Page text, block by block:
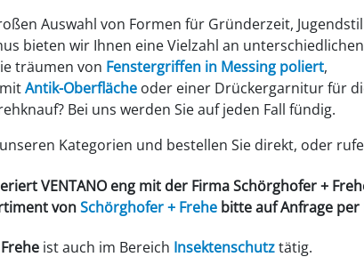
Auswahl von Formen für Gründerzeit, Jugendstil
bieten wir Ihnen eine Vielzahl an unterschiedlichen
träumen von Fenstergriffen in Messing poliert,
Antik-Oberfläche oder einer Drückergarnitur für
Bei uns werden Sie auf jeden Fall fündig.
Kategorien und bestellen Sie direkt, oder
VENTANO eng mit der FirmaSchörghofer +
vonSchörghofer+ Frehe bitte auf Anfrage per
ist auch im Bereich Insektenschutztätig.